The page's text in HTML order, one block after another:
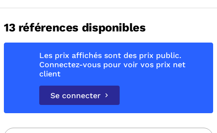
13 références disponibles
Les prix affichés sont des prix public.
Connectez-vous pour voir vos prix net
client
Se connecter